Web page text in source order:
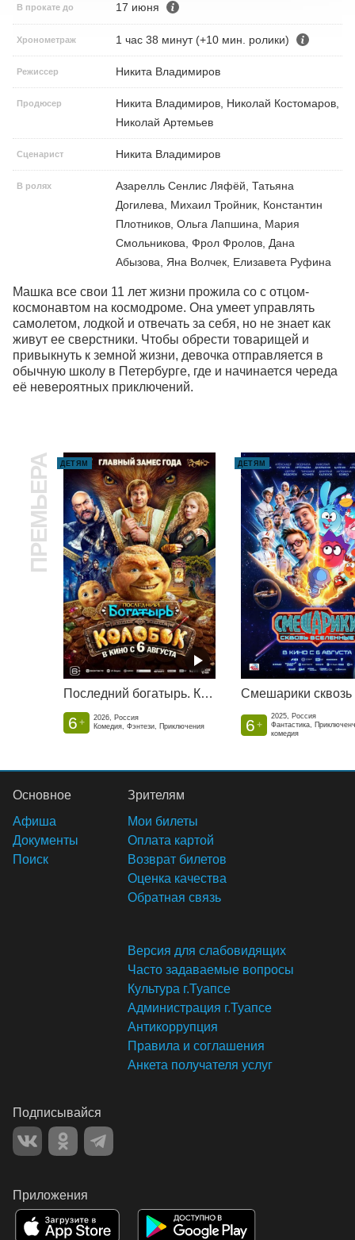
В прокате до 17 июня
Хронометраж 1 час 38 минут (+10 мин. ролики)
Режиссер Никита Владимиров
Продюсер
Никита Владимиров, Николай Костомаров,
Николай Артемьев
Сценарист Никита Владимиров
В ролях
Азарелль Сенлис Ляфёй, Татьяна
Догилева, Михаил Тройник, Константин
Плотников, Ольга Лапшина, Мария
Смольникова, Фрол Фролов, Дана
Абызова, Яна Волчек, Елизавета Руфина
Машка все свои 11 лет жизни прожила со с отцом-
космонавтом на космодроме. Она умеет управлять
самолетом, лодкой и отвечать за себя, но не знает как
живут ее сверстники. Чтобы обрести товарищей и
привыкнуть к земной жизни, девочка отправляется в
обычную школу в Петербурге, где и начинается череда
её невероятных приключений.
ПРЕМЬЕРА ДЕТЯМ
Последний богатырь. Колобок
6 +
2026, Россия
Комедия, Фэнтези, Приключения
ДЕТЯМ
6 +
2025, Россия
Фантастика,
комедия
Основное
Афиша
Документы
Поиск
Зрителям
Мои билеты
Оплата картой
Возврат билетов
Оценка качества
Обратная связь
Версия для слабовидящих
Часто задаваемые вопросы
Культура г.Туапсе
Администрация г.Туапсе
Антикоррупция
Правила и соглашения
Анкета получателя услуг
Подписывайся
Приложения